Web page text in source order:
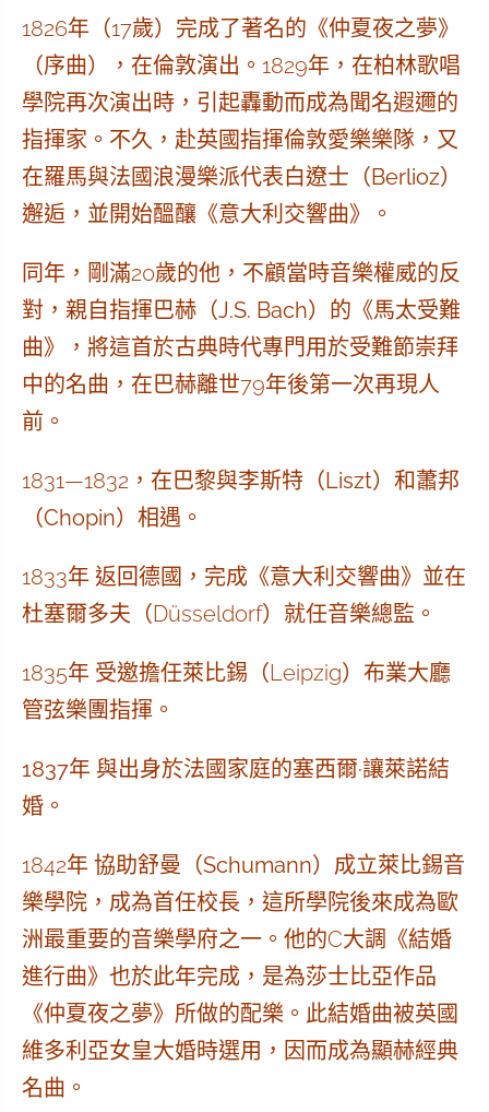
1826年（17歲）完成了著名的《仲夏夜之夢》
（序曲），在倫敦演出。1829年，在柏林歌唱
學院再次演出時，引起轟動而成為聞名遐邇的
指揮家。不久，赴英國指揮倫敦愛樂樂隊，又
在羅馬與法國浪漫樂派代表白遼士 （Berlioz）
邂逅，並開始醞釀《意大利交響曲》。
同年，剛滿20歲的他，不顧當時音樂權威的反
對，親自指揮巴赫（J.S. Bach）的《馬太受難
曲》，將這首於古典時代專門用於受難節崇拜
中的名曲，在巴赫離世79年後第一次再現人
前。
1831—1832，在巴黎與李斯特（Liszt）和蕭邦
（Chopin）相遇。
1833年 返回德國，完成《意大利交響曲》並在
杜塞爾多夫（Düsseldorf）就任音樂總監。
1835年 受邀擔任萊比錫（Leipzig）布業大廳
管弦樂團指揮。
1837年 與出身於法國家庭的塞西爾·讓萊諾結
婚。
1842年 協助舒曼 （Schumann）成立萊比錫音
樂學院，成為首任校長，這所學院後來成為歐
洲最重要的音樂學府之一。他的C大調《結婚
進行曲》也於此年完成，是為莎士比亞作品
《仲夏夜之夢》所做的配樂。此結婚曲被英國
維多利亞女皇大婚時選用，因而成為顯赫經典
名曲。